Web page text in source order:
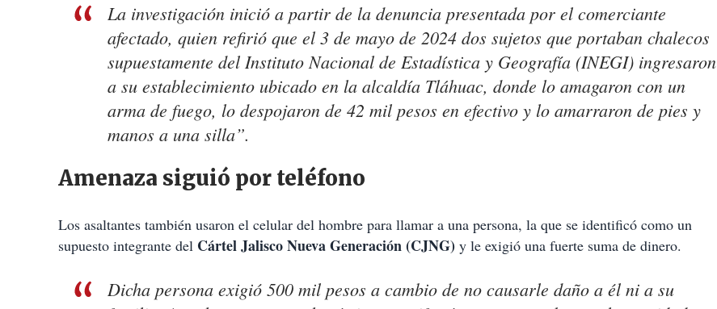
La investigación inició a partir de la denuncia presentada por el comerciante
afectado, quien refirió que el 3 de mayo de 2024 dos sujetos que portaban chalecos
supuestamente del Instituto Nacional de Estadística y Geografía (INEGI) ingresaron
a su establecimiento ubicado en la alcaldía Tláhuac, donde lo amagaron con un
arma de fuego, lo despojaron de 42 mil pesos en efectivo y lo amarraron de pies y
manos a una silla”.
Amenaza siguió por teléfono
Los asaltantes también usaron el celular del hombre para llamar a una persona, la que se identificó como un
supuesto integrante del Cártel Jalisco Nueva Generación (CJNG) y le exigió una fuerte suma de dinero.
Dicha persona exigió 500 mil pesos a cambio de no causarle daño a él ni a su